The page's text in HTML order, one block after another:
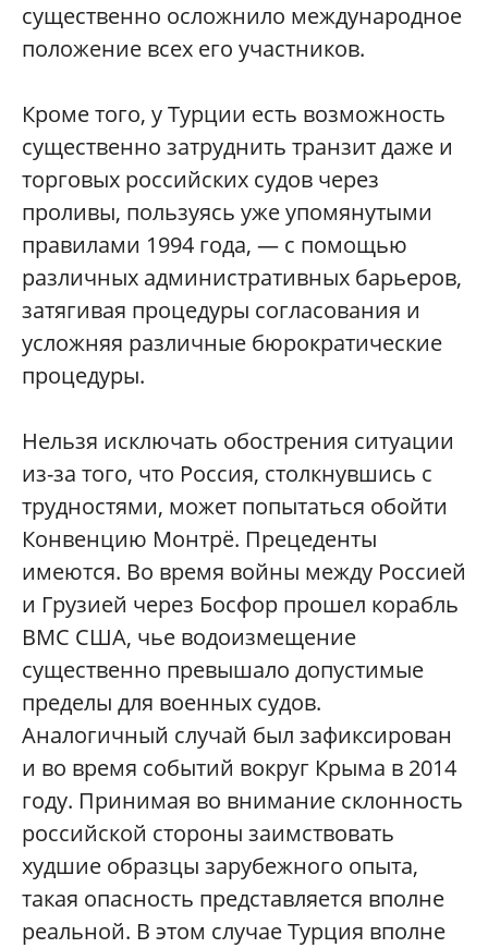
существенно осложнило международное
положение всех его участников.
Кроме того, у Турции есть возможность
существенно затруднить транзит даже и
торговых российских судов через
проливы, пользуясь уже упомянутыми
правилами 1994 года, — с помощью
различных административных барьеров,
затягивая процедуры согласования и
усложняя различные бюрократические
процедуры.
Нельзя исключать обострения ситуации
из-за того, что Россия, столкнувшись с
трудностями, может попытаться обойти
Конвенцию Монтрё. Прецеденты
имеются. Во время войны между Россией
и Грузией через Босфор прошел корабль
ВМС США, чье водоизмещение
существенно превышало допустимые
пределы для военных судов.
Аналогичный случай был зафиксирован
и во время событий вокруг Крыма в 2014
году. Принимая во внимание склонность
российской стороны заимствовать
худшие образцы зарубежного опыта,
такая опасность представляется вполне
реальной. В этом случае Турция вполне